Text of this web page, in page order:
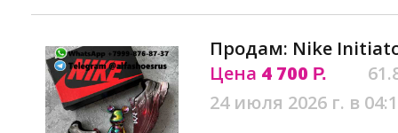
Продам: Nike
Цена 4 700 Р.
24 июля 2026 г. в